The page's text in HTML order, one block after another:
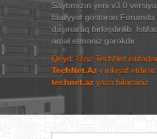
Saytımızın yeni v3.0
fəaliyyət göstərən Forumda
daşınaraq birləşdirilib.
əməl etməniz gərəkdir.
Qeyd: Əziz TechNet
TechNet.Az-ı inkişaf
technet.az yaza bilərsiniz.